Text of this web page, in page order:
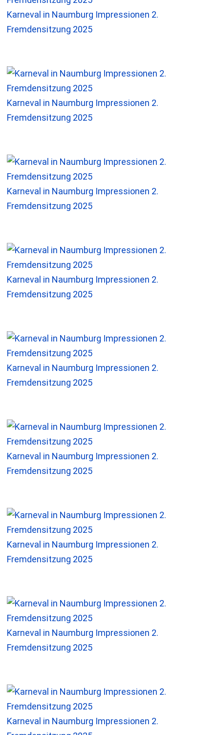
Karneval in Naumburg Impressionen 2.
Fremdensitzung 2025
Karneval in Naumburg Impressionen 2.
Fremdensitzung 2025
Karneval in Naumburg Impressionen 2.
Fremdensitzung 2025
Karneval in Naumburg Impressionen 2.
Fremdensitzung 2025
Karneval in Naumburg Impressionen 2.
Fremdensitzung 2025
Karneval in Naumburg Impressionen 2.
Fremdensitzung 2025
Karneval in Naumburg Impressionen 2.
Fremdensitzung 2025
Karneval in Naumburg Impressionen 2.
Fremdensitzung 2025
Karneval in Naumburg Impressionen 2.